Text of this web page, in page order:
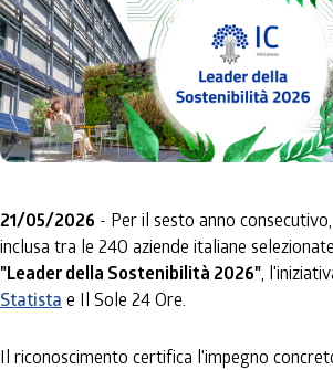
21/05/2026 - Per il sesto anno
inclusa tra le 240 aziende italiane
"Leader della Sostenibilità 2026" ,
Statista e Il Sole 24 Ore.
Il riconoscimento certifica l'impegno